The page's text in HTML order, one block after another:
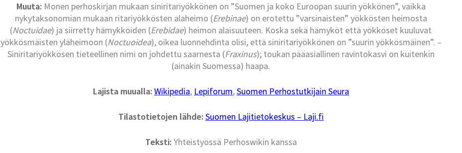
Muuta:Monen perhoskirjan mukaan siniritariyökkönen on ”Suomen ja koko Euroopan suurin yökkönen”, vaikka
nykytaksonomian mukaan ritariyökkösten alaheimo (Erebinae) on erotettu ”varsinaisten” yökkösten heimosta
(Noctuidae) ja siirretty hämykköiden (Erebidae) heimon alaisuuteen. Koska sekä hämyköt että yökköset kuuluvat
yökkösmäisten yläheimoon (Noctuoidea), oikea luonnehdinta olisi, että siniritariyökkönen on ”suurin yökkösmäinen”. –
Siniritariyökkösen tieteellinen nimi on johdettu saarnesta (Fraxinus); toukan pääasiallinen ravintokasvi on kuitenkin
(ainakin Suomessa) haapa.
Lajista muualla:Wikipedia, Lepiforum,Suomen Perhostutkijain Seura
Tilastotietojen lähde:Suomen Lajitietokeskus – Laji.fi
Teksti:Yhteistyössä Perhoswikin kanssa